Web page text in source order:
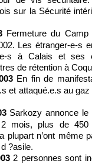
sur la Sécurité
Fermeture du
Les étranger-e-s
e-s à Calais et ses
de rétention à
En fin de
et attaqué.e.s au
Sarkozy annonce le
mois, plus de 450
plupart n’ont même
?asile.
2 personnes sont